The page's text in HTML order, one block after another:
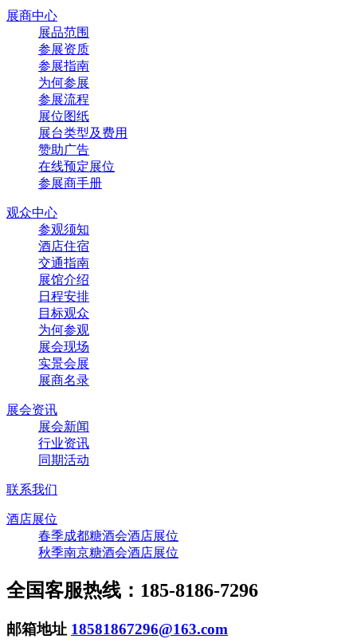
展商中心
展品范围
参展资质
参展指南
为何参展
参展流程
展位图纸
展台类型及费用
赞助广告
在线预定展位
参展商手册
观众中心
参观须知
酒店住宿
交通指南
展馆介绍
日程安排
目标观众
为何参观
展会现场
实景会展
展商名录
展会资讯
展会新闻
行业资讯
同期活动
联系我们
酒店展位
春季成都糖酒会酒店展位
秋季南京糖酒会酒店展位
全国客服热线：185-8186-7296
邮箱地址 18581867296@163.com